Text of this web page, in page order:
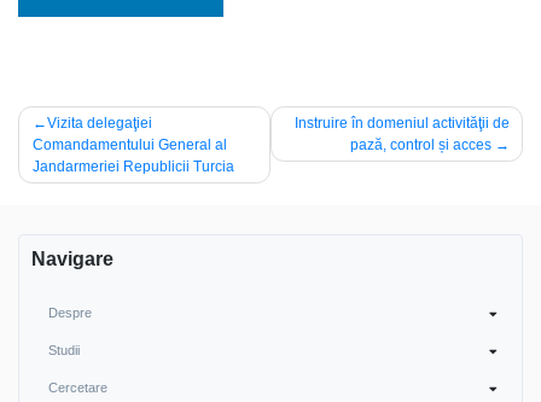
Post
navigation
Vizita delegaţiei
Comandamentului General al
Jandarmeriei Republicii Turcia
Instruire în domeniul activităţii de
pază, control și acces
Navigare
Despre
Studii
Cercetare